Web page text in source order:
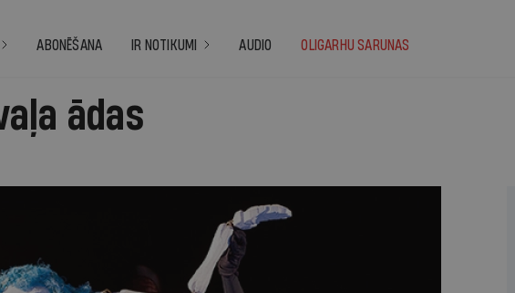
ABONĒŠANA IR NOTIKUMI AUDIO OLIGARHU SARUNAS
ādas